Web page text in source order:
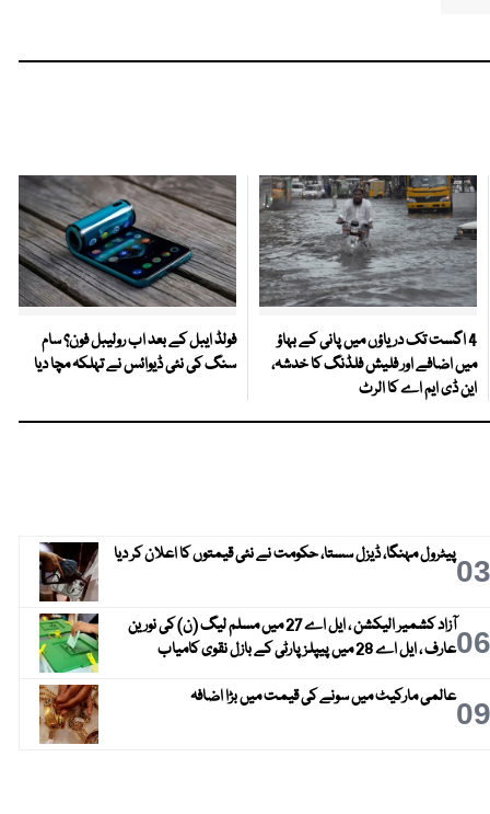
4 اگست تک دریاؤں میں پانی کے بہاؤ
میں اضافے اور فلیش فلڈنگ کا خدشہ،
این ڈی ایم اے کا الرٹ
فولڈ ایبل کے بعد اب رولیبل فون؟ سام
سنگ کی نئی ڈیوائس نے تہلکہ مچا دیا
03پیٹرول مہنگا، ڈیزل سستا، حکومت نے نئی قیمتوں کا اعلان کر دیا
06
آزاد کشمیر الیکشن ، ایل اے 27 میں مسلم لیگ (ن) کی نورین
عارف ، ایل اے 28 میں پیپلز پارٹی کے بازل نقوی کامیاب
09عالمی مارکیٹ میں سونے کی قیمت میں بڑا اضافہ